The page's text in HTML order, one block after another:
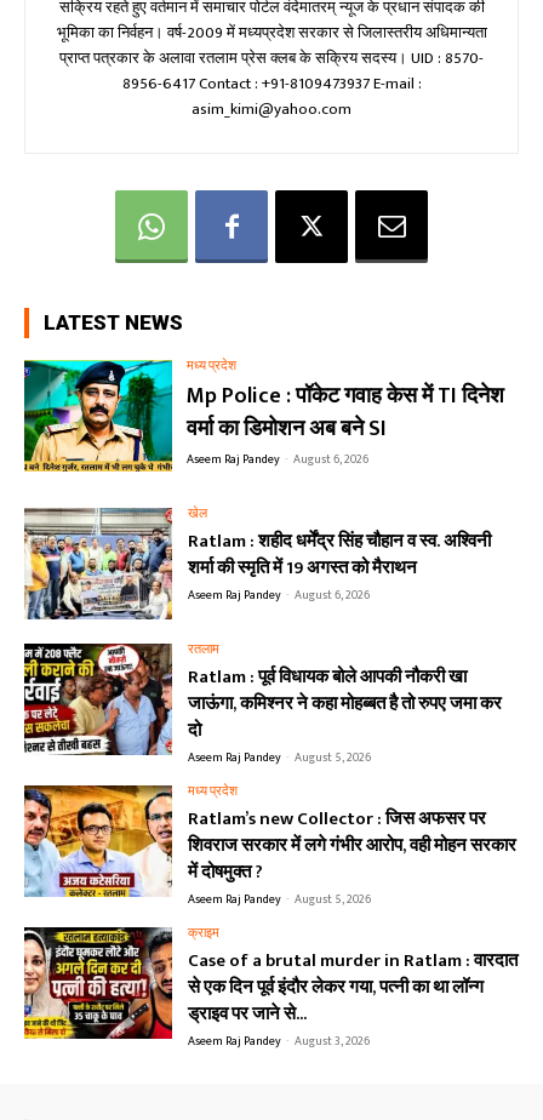
सक्रिय रहते हुए वर्तमान में समाचार पोर्टल वंदेमातरम् न्यूज के प्रधान संपादक की
भूमिका का निर्वहन। वर्ष-2009 में मध्यप्रदेश सरकार से जिलास्तरीय अधिमान्यता
प्राप्त पत्रकार के अलावा रतलाम प्रेस क्लब के सक्रिय सदस्य। UID : 8570-
8956-6417 Contact : +91-8109473937 E-mail :
asim_kimi@yahoo.com
LATEST NEWS
मध्य प्रदेश
Mp Police : पॉकेट गवाह केस में TI दिनेश
वर्मा का डिमोशन अब बने SI
Aseem Raj Pandey - August 6, 2026
खेल
Ratlam : शहीद धर्मेंद्र सिंह चौहान व स्व. अश्विनी
शर्मा की स्मृति में 19 अगस्त को मैराथन
Aseem Raj Pandey - August 6, 2026
रतलाम
Ratlam : पूर्व विधायक बोले आपकी नौकरी खा
जाऊंगा, कमिश्नर ने कहा मोहब्बत है तो रुपए जमा कर
दो
Aseem Raj Pandey - August 5, 2026
मध्य प्रदेश
Ratlam’s new Collector : जिस अफसर पर
शिवराज सरकार में लगे गंभीर आरोप, वही मोहन सरकार
में दोषमुक्त ?
Aseem Raj Pandey - August 5, 2026
क्राइम
Case of a brutal murder in Ratlam : वारदात
से एक दिन पूर्व इंदौर लेकर गया, पत्नी का था लॉन्ग
ड्राइव पर जाने से...
Aseem Raj Pandey - August 3, 2026